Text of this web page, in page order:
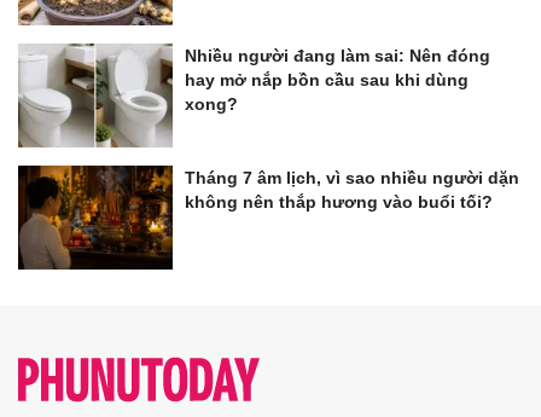
Nhiều người đang làm sai: Nên đóng
hay mở nắp bồn cầu sau khi dùng
xong?
Tháng 7 âm lịch, vì sao nhiều người dặn
không nên thắp hương vào buổi tối?